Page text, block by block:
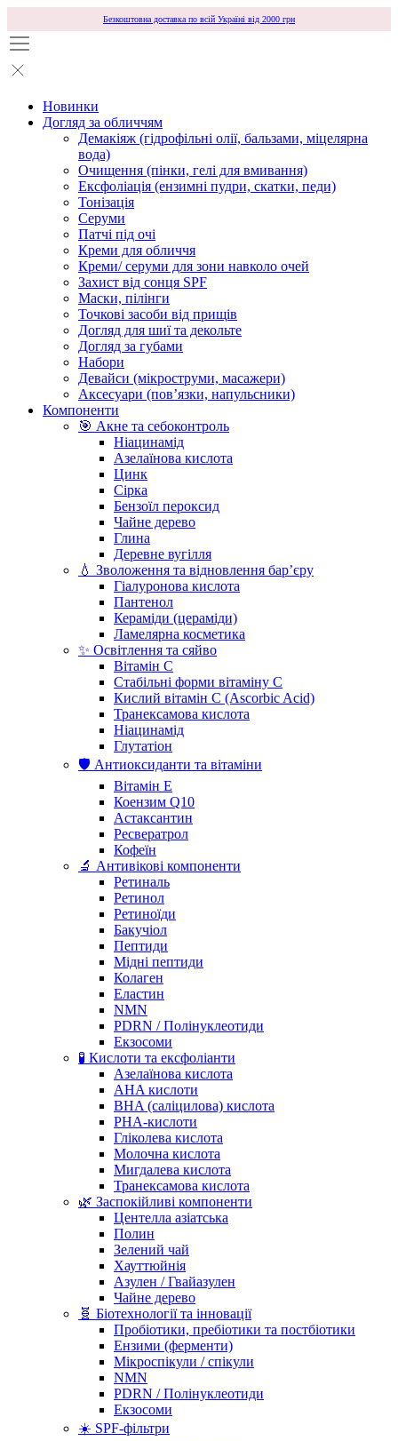
Безкоштовна доставка по всій Україні від 2000 грн
Новинки
Догляд за обличчям
Демакіяж (гідрофільні олії, бальзами, міцелярна
вода)
Очищення (пінки, гелі для вмивання)
Ексфоліація (ензимні пудри, скатки, педи)
Тонізація
Серуми
Патчі під очі
Креми для обличчя
Креми/ серуми для зони навколо очей
Захист від сонця SPF
Маски, пілінги
Точкові засоби від прищів
Догляд для шиї та декольте
Догляд за губами
Набори
Девайси (мікроструми, масажери)
Аксесуари (повʼязки, напульсники)
Компоненти
🎯 Акне та себоконтроль
Ніацинамід
Азелаїнова кислота
Цинк
Сірка
Бензоїл пероксид
Чайне дерево
Глина
Деревне вугілля
💧 Зволоження та відновлення бар’єру
Гіалуронова кислота
Пантенол
Кераміди (цераміди)
Ламелярна косметика
✨ Освітлення та сяйво
Вітамін С
Стабільні форми вітаміну С
Кислий вітамін С (Ascorbic Acid)
Транексамова кислота
Ніацинамід
Глутатіон
🛡️ Антиоксиданти та вітаміни
Вітамін Е
Коензим Q10
Астаксантин
Ресвератрол
Кофеїн
🔬 Антивікові компоненти
Ретиналь
Ретинол
Ретиноїди
Бакучіол
Пептиди
Мідні пептиди
Колаген
Еластин
NMN
PDRN / Полінуклеотиди
Екзосоми
🧪 Кислоти та ексфоліанти
Азелаїнова кислота
AHA кислоти
BHA (саліцилова) кислота
PHA-кислоти
Гліколева кислота
Молочна кислота
Мигдалева кислота
Транексамова кислота
🌿 Заспокійливі компоненти
Центелла азіатська
Полин
Зелений чай
Хауттюйнія
Азулен / Гвайазулен
Чайне дерево
🧬 Біотехнології та інновації
Пробіотики, пребіотики та постбіотики
Ензими (ферменти)
Мікроспікули / спікули
NMN
PDRN / Полінуклеотиди
Екзосоми
☀️ SPF-фільтри